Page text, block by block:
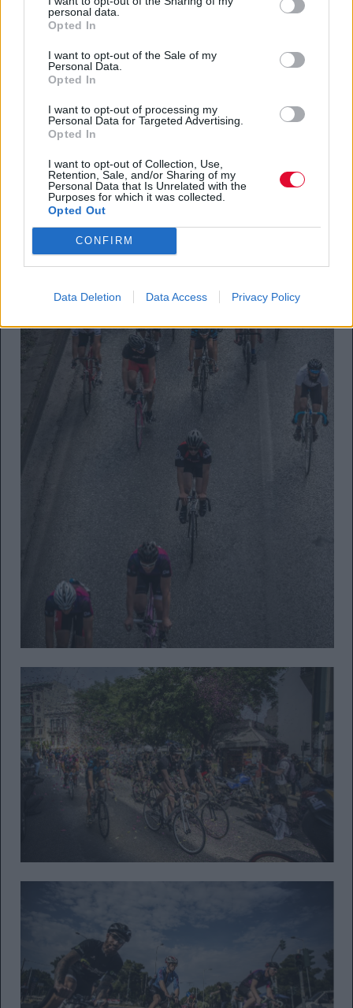
personal data.
Opted In
I want to opt-out of the Sale of my
Personal Data.
Opted In
I want to opt-out of processing my
Personal Data for Targeted Advertising.
Opted In
I want to opt-out of Collection, Use,
Retention, Sale, and/or Sharing of my
Personal Data that Is Unrelated with the
Purposes for which it was collected.
Opted Out
CONFIRM
Data Deletion Data Access Privacy Policy